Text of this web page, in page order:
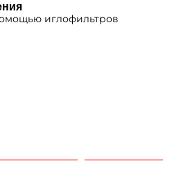
иглофильтров